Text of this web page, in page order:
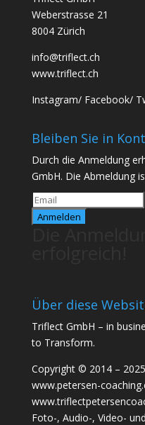
Weberstrasse 21
8004 Zürich
info@triflect.ch
www.triflect.ch
Instagram/ Facebook/
Bleiben Sie in
Durch die Anmeldung
GmbH. Die Abmeldung
Anmelden
Über diese
Triflect GmbH – in
to Transform.
Copyright © 2014 –
www.petersen-
Foto-, Audio-, Video-